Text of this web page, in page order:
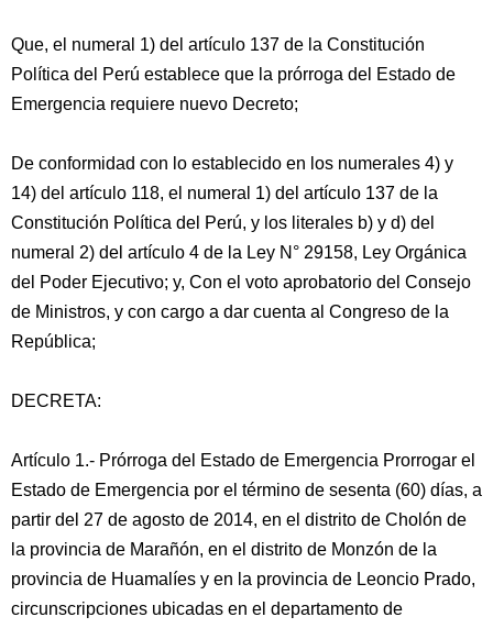
Que, el numeral 1) del artículo 137 de la Constitución
Política del Perú establece que la prórroga del Estado de
Emergencia requiere nuevo Decreto;
De conformidad con lo establecido en los numerales 4) y
14) del artículo 118, el numeral 1) del artículo 137 de la
Constitución Política del Perú, y los literales b) y d) del
numeral 2) del artículo 4 de la Ley N° 29158, Ley Orgánica
del Poder Ejecutivo; y, Con el voto aprobatorio del Consejo
de Ministros, y con cargo a dar cuenta al Congreso de la
República;
DECRETA:
Artículo 1.- Prórroga del Estado de Emergencia Prorrogar el
Estado de Emergencia por el término de sesenta (60) días, a
partir del 27 de agosto de 2014, en el distrito de Cholón de
la provincia de Marañón, en el distrito de Monzón de la
provincia de Huamalíes y en la provincia de Leoncio Prado,
circunscripciones ubicadas en el departamento de